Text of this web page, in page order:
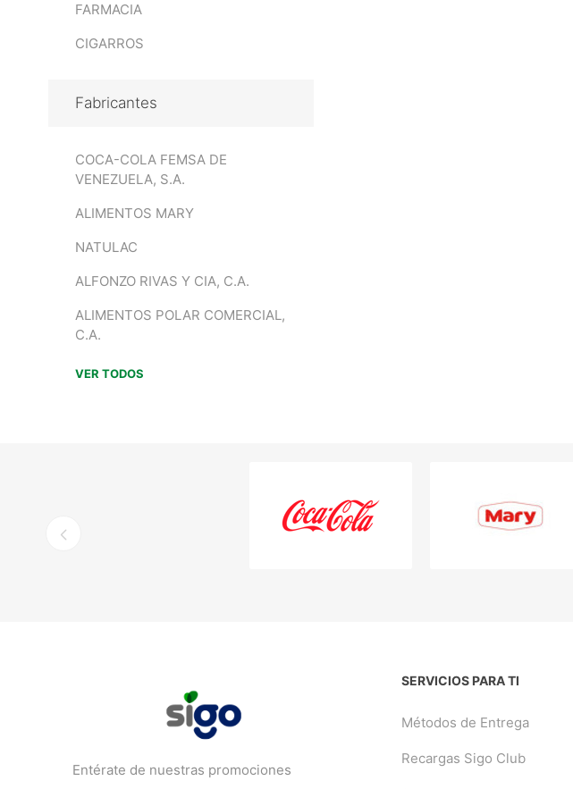
FARMACIA
CIGARROS
Fabricantes
COCA-COLA FEMSA DE
VENEZUELA, S.A.
ALIMENTOS MARY
NATULAC
ALFONZO RIVAS Y CIA, C.A.
ALIMENTOS POLAR COMERCIAL,
C.A.
VER TODOS
Entérate de nuestras promociones
SERVICIOS PARA TI
Métodos de Entrega
Recargas Sigo Club